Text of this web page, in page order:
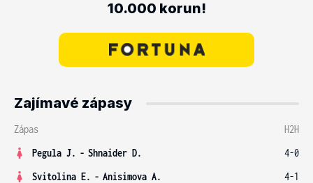
10.000 korun!
Zajímavé zápasy
Zápas
H2H
Pegula J. - Shnaider D.
4-0
Svitolina E. - Anisimova A.
4-1